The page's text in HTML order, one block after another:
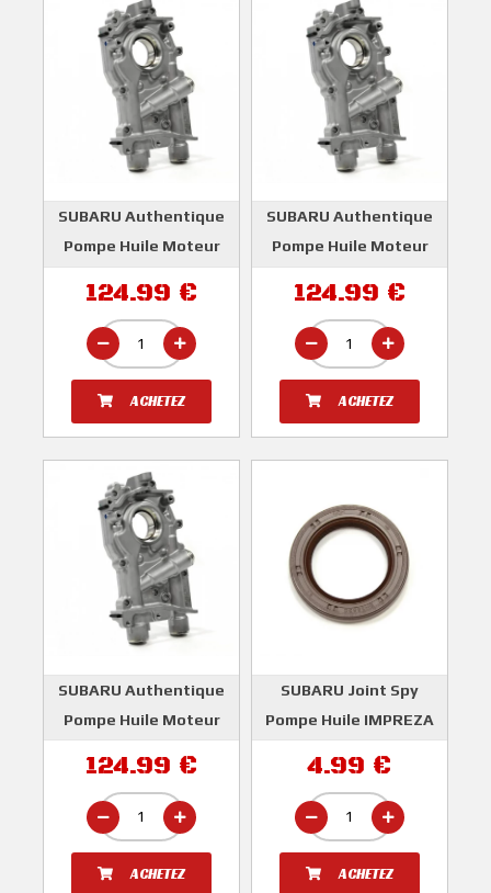
SUBARU Authentique
Pompe Huile Moteur
1993-2000 WRX et STI
2001-2007
SUBARU
124.99 €
ACHETEZ
SUBARU Authentique
Pompe Huile Moteur
IMPREZA EJ20 et EJ25
SUBARU
124.99 €
ACHETEZ
SUBARU Authentique
Pompe Huile Moteur
SUBARU
124.99 €
ACHETEZ
SUBARU Joint Spy
Pompe Huile IMPREZA
SUBARU
4.99 €
ACHETEZ